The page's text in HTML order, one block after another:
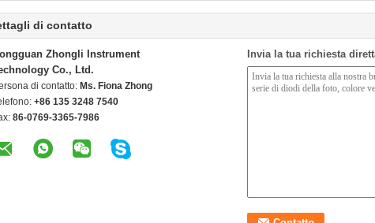
di contatto
Zhongli Instrument
Co., Ltd.
di contatto: Ms. Fiona Zhong
+86 135 3248 7540
86-0769-3365-7986
Invia la tua richiesta